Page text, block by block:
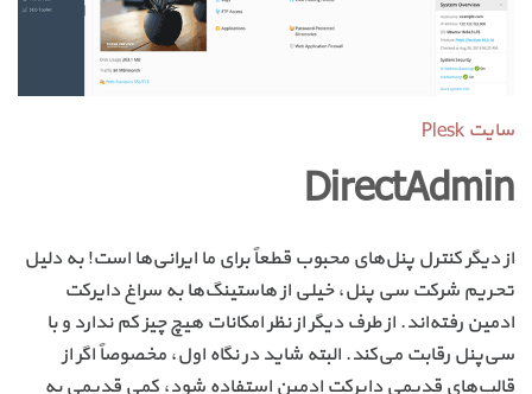
سایت Plesk
DirectAdmin
از دیگر کنترل پنل‌های محبوب قطعاً برای ما ایرانی‌ها است! به دلیل
تحریم شرکت سی پنل، خیلی از هاستینگ‌ها به سراغ دایرکت
ادمین رفته‌اند. از طرف دیگر از نظر امکانات هیچ چیز کم ندارد و با
سی‌پنل رقابت می‌کند. البته شاید در نگاه اول، مخصوصاً اگر از
قالب‌های قدیمی دایرکت ادمین استفاده شود، کمی قدیمی به